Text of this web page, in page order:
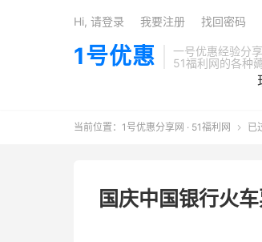
1号优惠
一号优惠经验分
51福利网的各种
Hi, 请登录 我要注册 找回密码
当前位置： 1号优惠分享网 · 51福利网  已
国庆中国银行火